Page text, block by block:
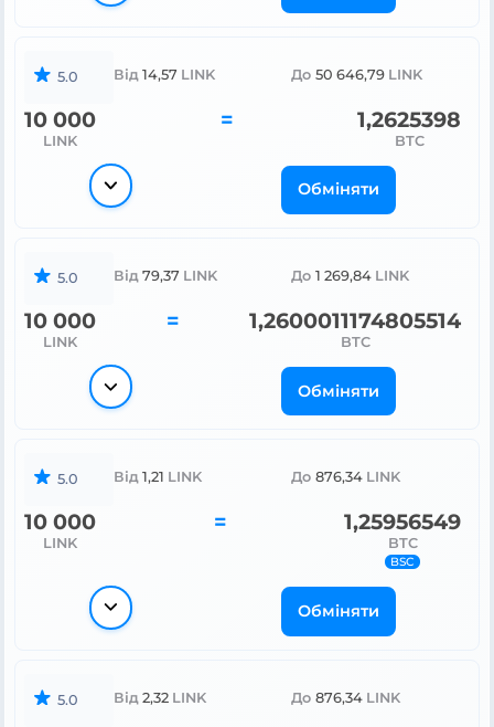
5.0 Від 14,57 LINK До 50 646,79 LINK
10 000
LINK
= 1,2625398
BTC
Обміняти
5.0 Від 79,37 LINK До 1 269,84 LINK
10 000
LINK
= 1,2600011174805514
BTC
Обміняти
5.0 Від 1,21 LINK До 876,34 LINK
10 000
LINK
= 1,25956549
BTC
BSC
Обміняти
5.0 Від 2,32 LINK До 876,34 LINK